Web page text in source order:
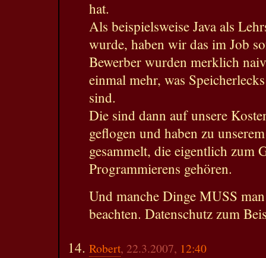
hat.
Als beispielsweise Java als
wurde, haben wir das im Job
Bewerber wurden merklich
einmal mehr, was
sind.
Die sind dann auf unsere
geflogen und haben zu
gesammelt, die eigentlich zum
Programmierens gehören.
Und manche Dinge MUSS
beachten. Datenschutz zum
Robert, 22.3.2007, 12:40